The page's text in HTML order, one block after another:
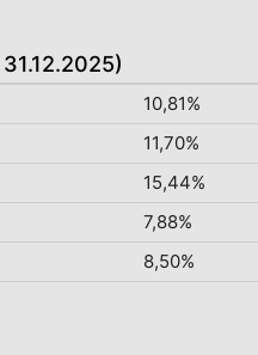
10,81%
11,70%
15,44%
7,88%
8,50%